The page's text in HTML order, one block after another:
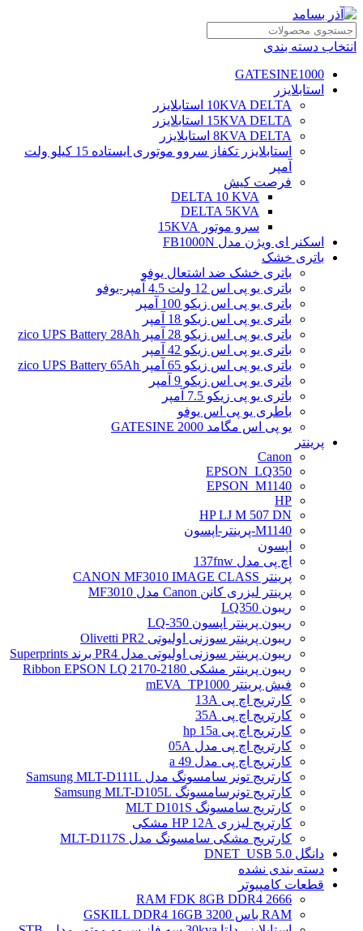
انتخاب دسته بندی
GATESINE1000
استابلایزر
10KVA DELTA استابلایزر
15KVA DELTA استابلایزر
8KVA DELTA استابلایزر
استابلایزر تکفاز سروو موتوری ایستاده 15 کیلو ولت
آمپر
فرصت کیش
DELTA 10 KVA
DELTA 5KVA
سرو موتور 15KVA
اسکنر ای ویژن مدل FB1000N
باتری خشک
باتری خشک ضد اشتعال یوفو
باتری یو پی اس 12 ولت 4.5 آمپر-یوفو
باتری یو پی اس زیکو 100 آمپر
باتری یو پی اس زیکو 18 آمپر
باتری یو پی اس زیکو 28 آمپر zico UPS Battery 28Ah
باتری یو پی اس زیکو 42 آمپر
باتری یو پی اس زیکو 65 آمپر zico UPS Battery 65Ah
باتری یو پی اس زیکو 9 آمپر
باتری یو پی زیکو 7.5 آمپر
باطری یو پی اس یوفو
یو پی اس مگامد GATESINE 2000
پرینتر
Canon
EPSON_LQ350
EPSON_M1140
HP
HP LJ M 507 DN
M1140-پرینتر-اپسون
اپسون
اچ پی مدل 137fnw
پرینتر CANON MF3010 IMAGE CLASS
پرینتر لیزری کانن Canon مدل MF3010
ریبون LQ350
ریبون پرینتر اپسون LQ-350
ریبون پرینتر سوزنی اولیوتی Olivetti PR2
ریبون پرینتر سوزنی اولیوتی مدل PR4 برند Superprints
ریبون پرینتر مشکی Ribbon EPSON LQ 2170-2180
فیش پرینتر mEVA_TP1000
کارتریج اچ پی 13A
کارتریج اچ پی 35A
کارتریج اچ پی hp 15a
کارتریج اچ پی مدل 05A
کارتریج اچ پی مدل 49 a
کارتریج تونر سامسونگ مدل Samsung MLT-D111L
کارتریج تونرسامسونگ Samsung MLT-D105L
کارتریج سامسونگ MLT D101S
کارتریج لیزری HP 12A مشکی
کارتریج مشکی سامسونگ مدل MLT-D117S
دانگل DNET_USB 5.0
دسته بندی نشده
قطعات کامپیوتر
RAM FDK 8GB DDR4 2666
RAM باس 3200 GSKILL DDR4 16GB